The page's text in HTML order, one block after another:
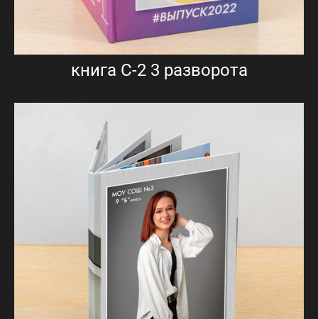
книга С-2 3 разворота